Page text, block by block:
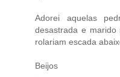
Adorei aquelas
desastrada e
rolariam escada
Beijos